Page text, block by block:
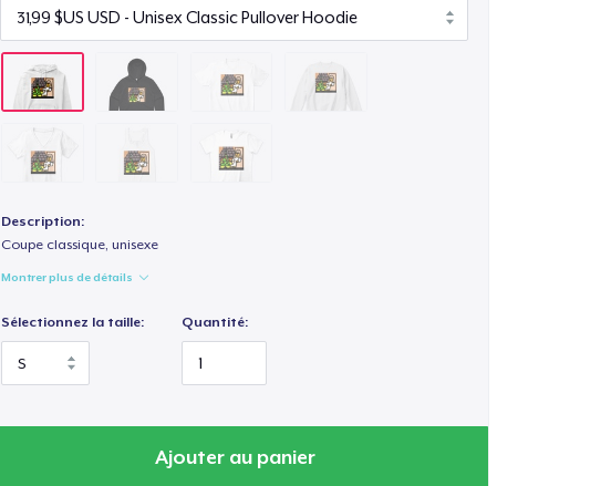
Description:
Coupe classique, unisexe
Montrer plus de détails
Sélectionnez la taille: Quantité:
Ajouter au panier